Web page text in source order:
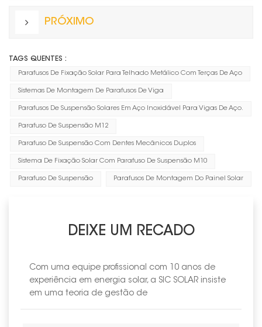
PRÓXIMO
TAGS QUENTES :
Parafusos De Fixação Solar Para Telhado Metálico Com Terças De Aço
Sistemas De Montagem De Parafusos De Viga
Parafusos De Suspensão Solares Em Aço Inoxidável Para Vigas De Aço.
Parafuso De Suspensão M12
Parafuso De Suspensão Com Dentes Mecânicos Duplos
Sistema De Fixação Solar Com Parafuso De Suspensão M10
Parafuso De Suspensão Parafusos De Montagem Do Painel Solar
DEIXE UM RECADO
Com uma equipe profissional com 10 anos de
experiência em energia solar, a SIC SOLAR insiste
em uma teoria de gestão de